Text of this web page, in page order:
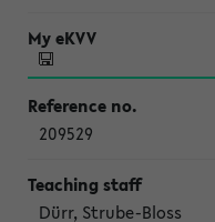
209529
Dürr, Strube-Bloss